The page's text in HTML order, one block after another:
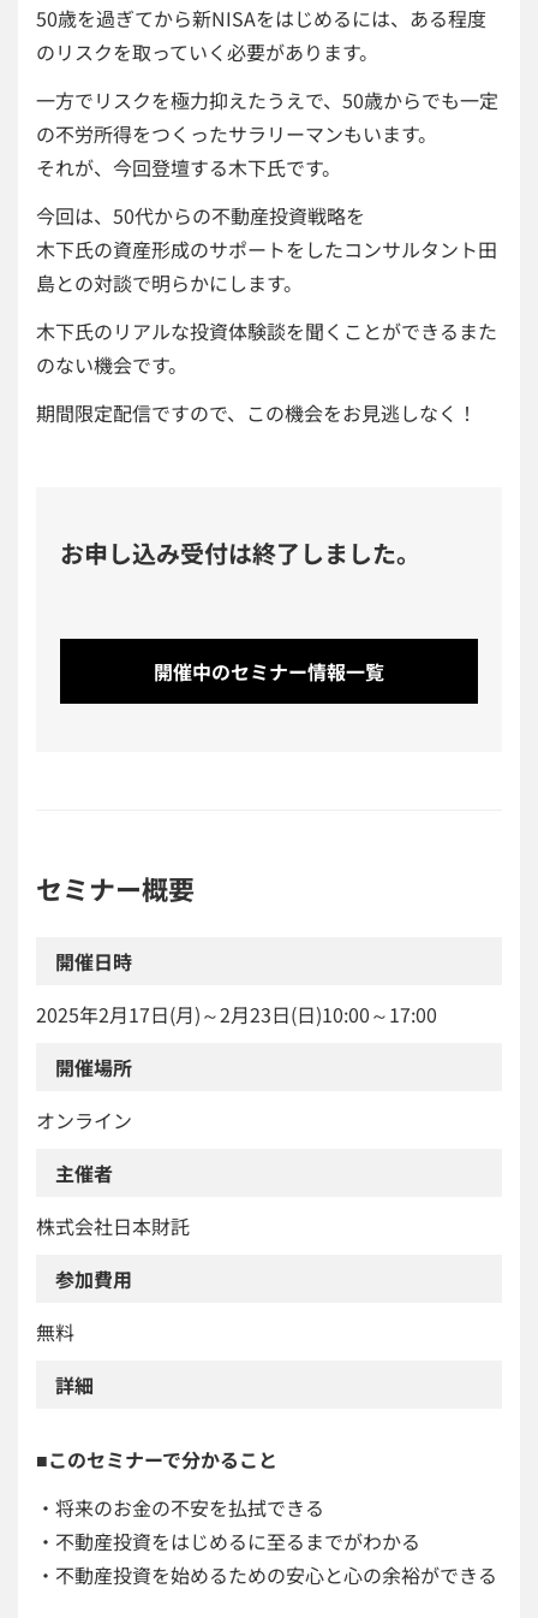
50歳を過ぎてから新NISAをはじめるには、ある程度
のリスクを取っていく必要があります。
一方でリスクを極力抑えたうえで、50歳からでも一定
の不労所得をつくったサラリーマンもいます。
それが、今回登壇する木下氏です。
今回は、50代からの不動産投資戦略を
木下氏の資産形成のサポートをしたコンサルタント田
島との対談で明らかにします。
木下氏のリアルな投資体験談を聞くことができるまた
のない機会です。
期間限定配信ですので、この機会をお見逃しなく！
お申し込み受付は終了しました。
開催中のセミナー情報一覧
セミナー概要
開催日時
2025年2月17日(月)～2月23日(日)10:00～17:00
開催場所
オンライン
主催者
株式会社日本財託
参加費用
無料
詳細
■このセミナーで分かること
・将来のお金の不安を払拭できる
・不動産投資をはじめるに至るまでがわかる
・不動産投資を始めるための安心と心の余裕ができる